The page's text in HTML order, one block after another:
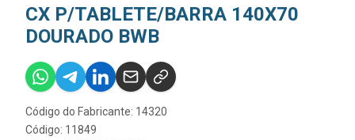
CX P/TABLETE/BARRA 140X70
DOURADO BWB
Código do Fabricante: 14320
Código: 11849